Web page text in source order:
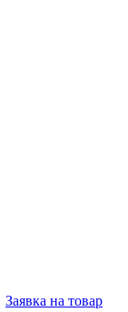
Заявка на товар